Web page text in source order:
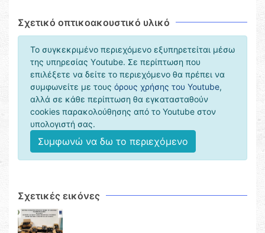
Σχετικό οπτικοακουστικό υλικό
Το συγκεκριμένο περιεχόμενο εξυπηρετείται μέσω
της υπηρεσίας Υoutube. Σε περίπτωση που
επιλέξετε να δείτε το περιεχόμενο θα πρέπει να
συμφωνείτε με τους όρους χρήσης του Youtube,
αλλά σε κάθε περίπτωση θα εγκατασταθούν
cookies παρακολούθησης από το Youtube στον
υπολογιστή σας.
Συμφωνώ να δω το περιεχόμενο
Σχετικές εικόνες